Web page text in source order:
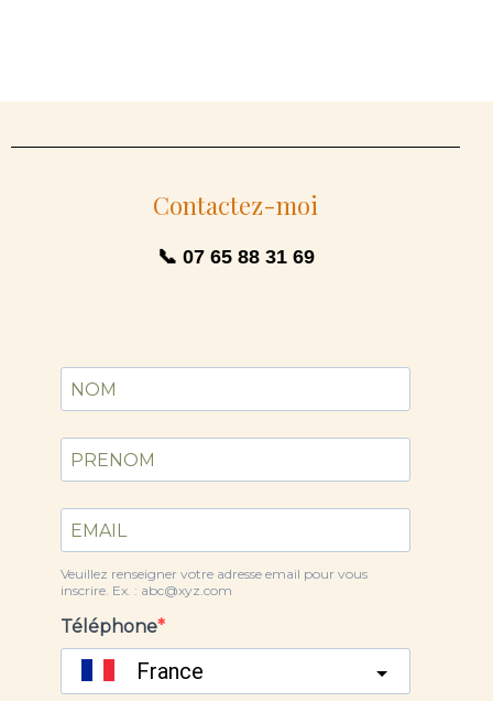
Contactez-moi
📞 07 65 88 31 69